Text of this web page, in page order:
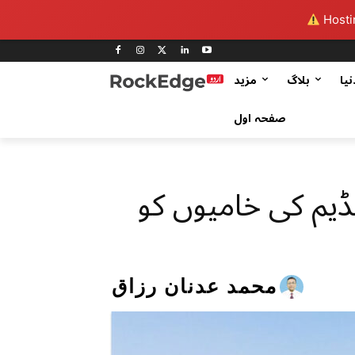
مزید بلاگ
صفحہ اول
کی خامیوں کو
محمد عدنان رزاق